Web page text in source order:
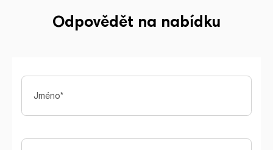
Odpovědět na nabídku